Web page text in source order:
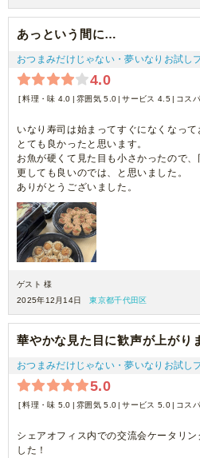
あっという間に…
おつまみだけじゃない・夢いなりお試し
4.0
料理・味 4.0 雰囲気 5.0 サービス 4.5 コス
いなり寿司は始まってすぐになくなっ
とても良かったと思います。
お魚が硬くて見た目も小さかったので
更しても良いのでは、と思いました。
ありがとうございました。
ゲスト 様
2025年12月14日
東京都千代田区
華やかな見た目に歓声が上がり
おつまみだけじゃない・夢いなりお試し
5.0
料理・味 5.0 雰囲気 5.0 サービス 5.0 コス
シェアオフィス内での交流会ケータリ
した！